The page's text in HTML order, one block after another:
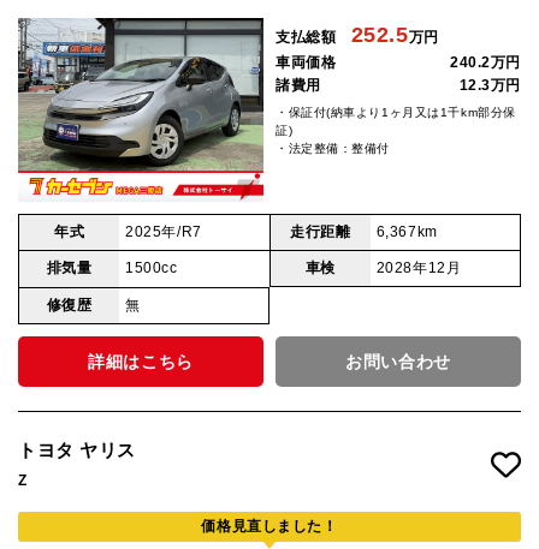
支払総額 252.5万円
車両価格
240.2万円
諸費用
12.3万円
・保証付(納車より1ヶ月又は1千km部分保
証)
・法定整備：整備付
年式 2025年/R7 走行距離 6,367km
排気量 1500cc 車検 2028年12月
修復歴 無
詳細はこちら お問い合わせ
トヨタ ヤリス
Z
価格見直しました！